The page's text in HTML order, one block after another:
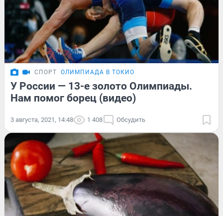
СПОРТ ОЛИМПИАДА В ТОКИО
У России — 13-е золото Олимпиады.
Нам помог борец (видео)
3 августа, 2021, 14:48 1 408 Обсудить